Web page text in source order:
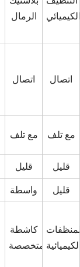
الرمال
الكيميائي
اتصال اتصال
مع تلف مع تلف
قليل
قليل
واسطة قليل
كاشطة
متخصصة